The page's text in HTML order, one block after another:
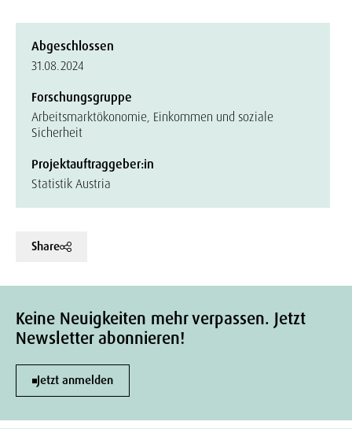
Abgeschlossen
31.08.2024
Forschungsgruppe
Arbeitsmarktökonomie, Einkommen und soziale
Sicherheit
Projektauftraggeber:in
Statistik Austria
Share
Keine Neuigkeiten mehr verpassen. Jetzt
Newsletter abonnieren!
Jetzt anmelden